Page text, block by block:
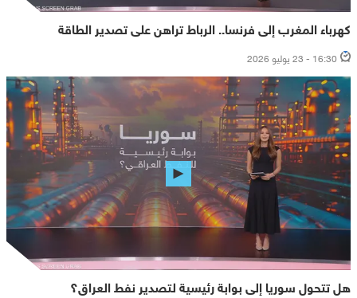
كهرباء المغرب إلى فرنسا.. الرباط تراهن على تصدير الطاقة
16:30 - 23 يوليو 2026
هل تتحول سوريا إلى بوابة رئيسية لتصدير نفط العراق؟